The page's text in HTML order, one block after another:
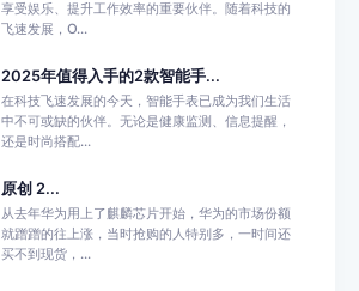
享受娱乐、提升工作效率的重要伙伴。随着科技的
飞速发展，O...
2025年值得入手的2款智能手...
在科技飞速发展的今天，智能手表已成为我们生活
中不可或缺的伙伴。无论是健康监测、信息提醒，
还是时尚搭配...
原创 2...
从去年华为用上了麒麟芯片开始，华为的市场份额
就蹭蹭的往上涨，当时抢购的人特别多，一时间还
买不到现货，...